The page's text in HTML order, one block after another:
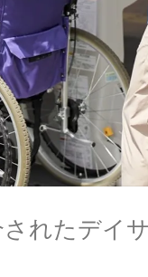
されたデイ